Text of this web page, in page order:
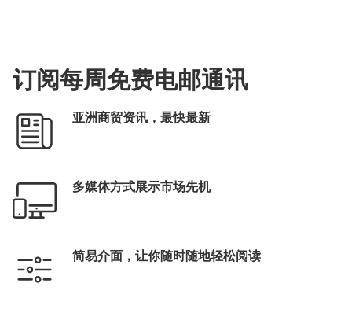
订阅每周免费电邮通讯
亚洲商贸资讯，最快最新
多媒体方式展示市场先机
简易介面，让你随时随地轻松阅读